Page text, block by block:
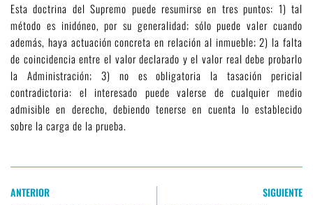
Esta doctrina del Supremo puede resumirse en tres puntos: 1) tal
método es inidóneo, por su generalidad; sólo puede valer cuando
además, haya actuación concreta en relación al inmueble; 2) la falta
de coincidencia entre el valor declarado y el valor real debe probarlo
la Administración; 3) no es obligatoria la tasación pericial
contradictoria: el interesado puede valerse de cualquier medio
admisible en derecho, debiendo tenerse en cuenta lo establecido
sobre la carga de la prueba.
ANTERIOR SIGUIENTE